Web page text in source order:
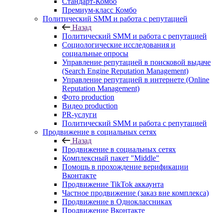
Премиум-класс Комбо
Политический SMM и работа с репутацией
Назад
Политический SMM и работа с репутацией
Социологические исследования и
социальные опросы
Управление репутацией в поисковой выдаче
(Search Engine Reputation Management)
Управление репутацией в интернете (Online
Reputation Management)
Фото production
Видео production
PR-услуги
Политический SMM и работа с репутацией
Продвижение в социальных сетях
Назад
Продвижение в социальных сетях
Комплексный пакет "Middle"
Помощь в прохождение верификации
Вконтакте
Продвижение TikTok аккаунта
Частное продвижение (заказ вне комплекса)
Продвижение в Одноклассниках
Продвижение Вконтакте